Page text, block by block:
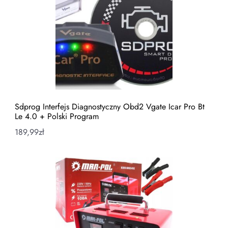
Sdprog Interfejs Diagnostyczny Obd2 Vgate Icar Pro Bt
Le 4.0 + Polski Program
189,99zł